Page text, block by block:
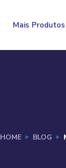
Mais Produtos
HOME BLOG